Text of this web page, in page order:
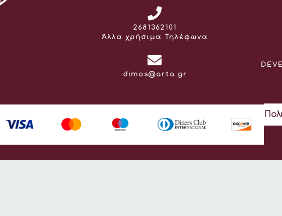
Τηλέφωνο:
2681362101
Άλλα χρήσιμα Τηλέφωνα
Email:
dimos@arta.gr